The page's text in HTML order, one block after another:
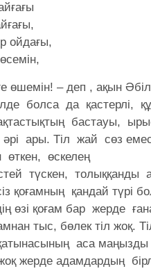
ойдағы,
өшемін! – деп , ақын
болса да қастерлі,
бастауы,
ары. Тіл жай сөз
өскелең
түскен, толыққанды
қоғамның қандай түрі
өзі қоғам бар жерде
тыс, бөлек тіл жоқ.
аса маңызды
жерде адамдардың